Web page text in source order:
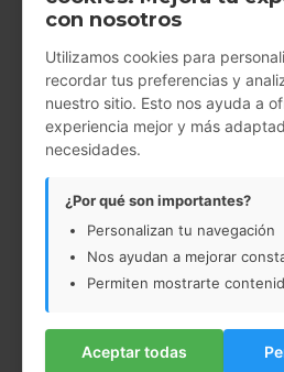
moda.
con nosotros
Utilizamos cookies para
recordar tus preferencias y
nuestro sitio. Esto nos ayuda a
experiencia mejor y más
necesidades.
¿Por qué son importantes?
Personalizan tu navegación
Nos ayudan a mejorar
Permiten mostrarte
Aceptar todas